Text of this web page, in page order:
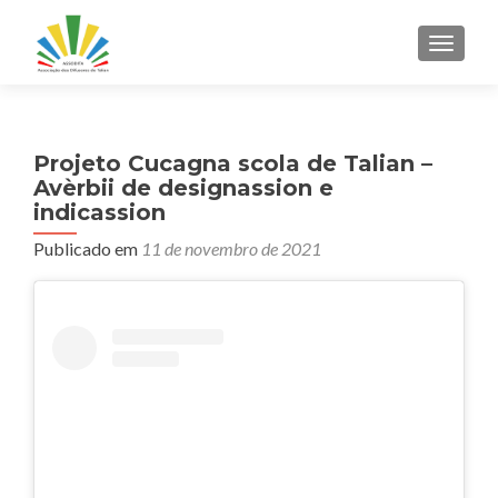
Projeto Cucagna scola de Talian –
Avèrbii de designassion e
indicassion
Publicado em 11 de novembro de 2021